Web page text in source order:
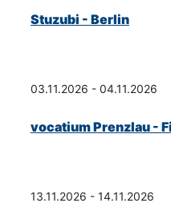
Stuzubi - Berlin
03.11.2026 - 04.11.2026
vocatium Prenzlau -
13.11.2026 - 14.11.2026